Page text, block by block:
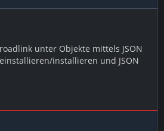
unter Objekte mittels JSON
installieren und JSON